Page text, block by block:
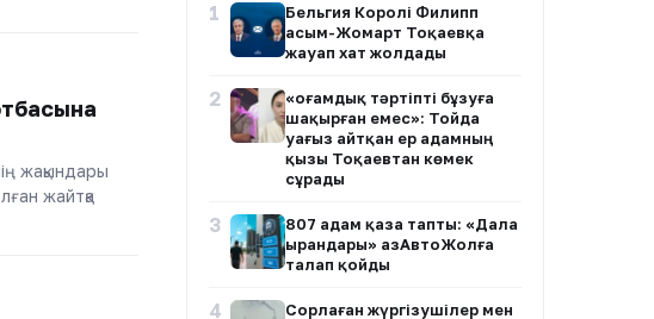
жақындары
жайтқа
1
Бельгия Королі Филипп
Қасым-Жомарт Тоқаевқа
жауап хат жолдады
2
«Қоғамдық тәртіпті бұзуға
шақырған емес»: Тойда
уағыз айтқан ер адамның
қызы Тоқаевтан көмек
сұрады
3
807 адам қаза тапты: «Дала
Қырандары» ҚазАвтоЖолға
талап қойды
4
Сорлаған жүргізушілер мен